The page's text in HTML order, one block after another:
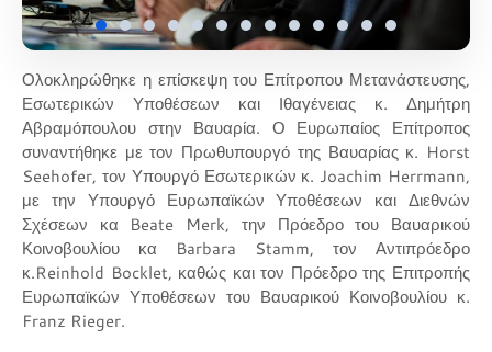
Ολοκληρώθηκε η επίσκεψη του Επίτροπου Μετανάστευσης,
Εσωτερικών Υποθέσεων και Ιθαγένειας κ. Δημήτρη
Αβραμόπουλου στην Βαυαρία. Ο Ευρωπαίος Επίτροπος
συναντήθηκε με τον Πρωθυπουργό της Βαυαρίας κ. Horst
Seehofer, τον Υπουργό Εσωτερικών κ. Joachim Herrmann,
με την Υπουργό Ευρωπαϊκών Υποθέσεων και Διεθνών
Σχέσεων κα Beate Merk, την Πρόεδρο του Βαυαρικού
Κοινοβουλίου κα Barbara Stamm, τον Αντιπρόεδρο
κ.Reinhold Bocklet, καθώς και τον Πρόεδρο της Επιτροπής
Ευρωπαϊκών Υποθέσεων του Βαυαρικού Κοινοβουλίου κ.
Franz Rieger.